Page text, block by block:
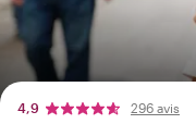
4,9 296 avis